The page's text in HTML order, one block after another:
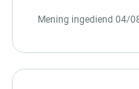
Mening ingediend 04/